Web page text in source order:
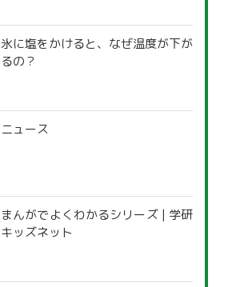
氷に塩をかけると、なぜ温度が下が
るの？
ニュース
まんがでよくわかるシリーズ | 学研
キッズネット